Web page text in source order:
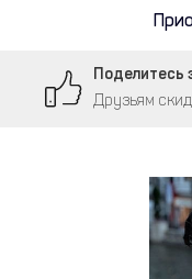
Поделитесь
Друзьям